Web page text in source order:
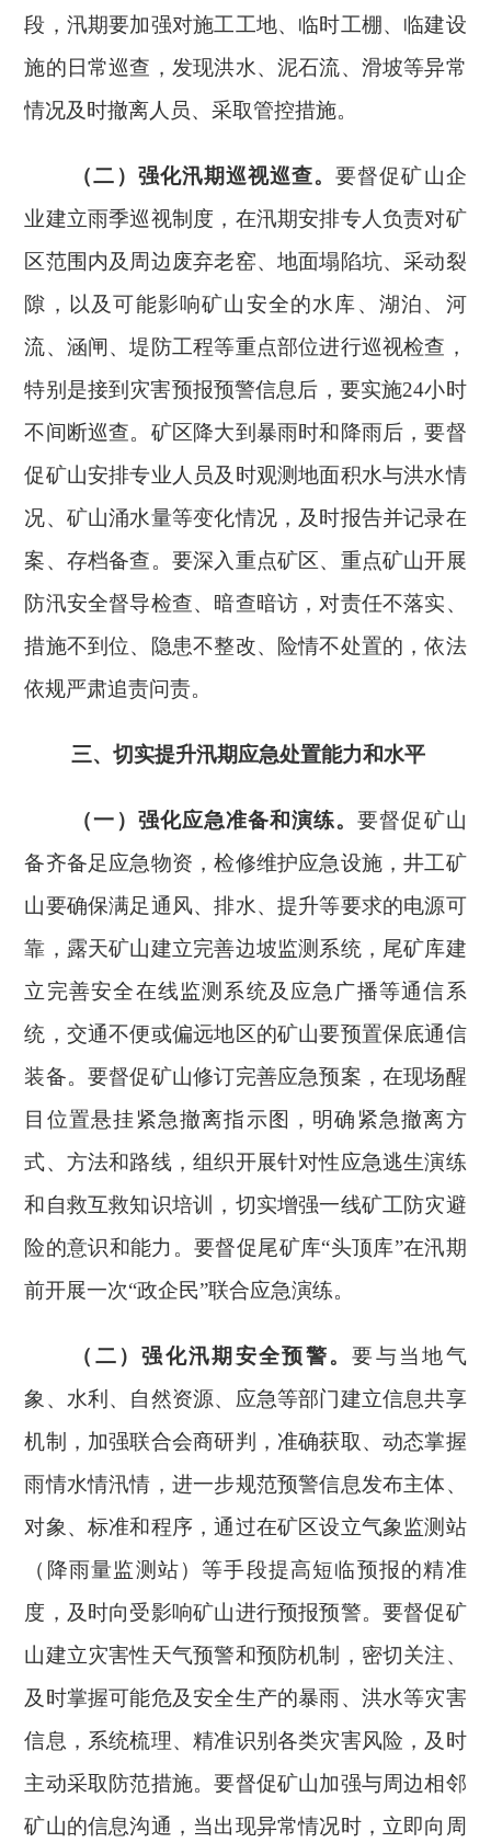
段，汛期要加强对施工工地、临时工棚、临建设
施的日常巡查，发现洪水、泥石流、滑坡等异常
情况及时撤离人员、采取管控措施。
（二）强化汛期巡视巡查。要督促矿山企
业建立雨季巡视制度，在汛期安排专人负责对矿
区范围内及周边废弃老窑、地面塌陷坑、采动裂
隙，以及可能影响矿山安全的水库、湖泊、河
流、涵闸、堤防工程等重点部位进行巡视检查，
特别是接到灾害预报预警信息后，要实施24小时
不间断巡查。矿区降大到暴雨时和降雨后，要督
促矿山安排专业人员及时观测地面积水与洪水情
况、矿山涌水量等变化情况，及时报告并记录在
案、存档备查。要深入重点矿区、重点矿山开展
防汛安全督导检查、暗查暗访，对责任不落实、
措施不到位、隐患不整改、险情不处置的，依法
依规严肃追责问责。
三、切实提升汛期应急处置能力和水平
（一）强化应急准备和演练。要督促矿山
备齐备足应急物资，检修维护应急设施，井工矿
山要确保满足通风、排水、提升等要求的电源可
靠，露天矿山建立完善边坡监测系统，尾矿库建
立完善安全在线监测系统及应急广播等通信系
统，交通不便或偏远地区的矿山要预置保底通信
装备。要督促矿山修订完善应急预案，在现场醒
目位置悬挂紧急撤离指示图，明确紧急撤离方
式、方法和路线，组织开展针对性应急逃生演练
和自救互救知识培训，切实增强一线矿工防灾避
险的意识和能力。要督促尾矿库“头顶库”在汛期
前开展一次“政企民”联合应急演练。
（二）强化汛期安全预警。要与当地气
象、水利、自然资源、应急等部门建立信息共享
机制，加强联合会商研判，准确获取、动态掌握
雨情水情汛情，进一步规范预警信息发布主体、
对象、标准和程序，通过在矿区设立气象监测站
（降雨量监测站）等手段提高短临预报的精准
度，及时向受影响矿山进行预报预警。要督促矿
山建立灾害性天气预警和预防机制，密切关注、
及时掌握可能危及安全生产的暴雨、洪水等灾害
信息，系统梳理、精准识别各类灾害风险，及时
主动采取防范措施。要督促矿山加强与周边相邻
矿山的信息沟通，当出现异常情况时，立即向周